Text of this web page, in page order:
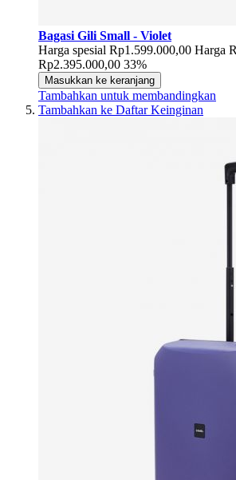
Bagasi Gili Small - Violet
Harga spesial Rp1.599.000,00 Harga
Rp2.395.000,00 33%
Masukkan ke keranjang
Tambahkan untuk membandingkan
Tambahkan ke Daftar Keinginan